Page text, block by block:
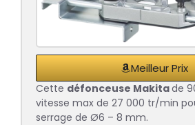
Meilleur Prix
Cette défonceuse Makitade
vitesse max de 27 000 tr/min
serrage de Ø6 – 8 mm.